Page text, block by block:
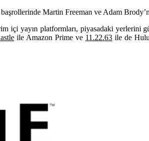
Martin Freeman ve Adam
içi yayın platformları, piyasadaki
ile Amazon Prime ve 11.22.63 ile de Hulu